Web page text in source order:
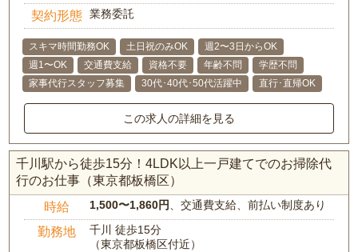
契約形態 業務委託
スキマ時間勤務OK 土日祝のみOK
週2〜3日からOK
週1〜OK
交通費支給 資格不要 年齢不問
学歴不問
家事代行スタッフ募集
30代･40代･50代活躍中 直行･直帰OK
この求人の詳細を見る
千川駅から徒歩15分！4LDK以上一戸建てでのお掃除代
行のお仕事（東京都板橋区）
時給 1,500〜1,860円、交通費支給、前払い制度あり
勤務地
千川 徒歩15分
（東京都板橋区付近）